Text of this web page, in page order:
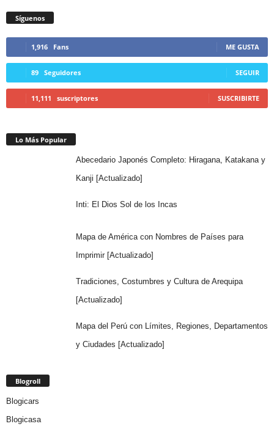
Síguenos
1,916 Fans ME GUSTA
89 Seguidores SEGUIR
11,111 suscriptores SUSCRIBIRTE
Lo Más Popular
Abecedario Japonés Completo: Hiragana, Katakana y
Kanji [Actualizado]
Inti: El Dios Sol de los Incas
Mapa de América con Nombres de Países para
Imprimir [Actualizado]
Tradiciones, Costumbres y Cultura de Arequipa
[Actualizado]
Mapa del Perú con Límites, Regiones, Departamentos
y Ciudades [Actualizado]
Blogroll
Blogicars
Blogicasa